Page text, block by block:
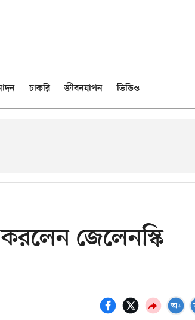
চাকরি জীবনযাপন ভিডিও
জেলেনস্কি